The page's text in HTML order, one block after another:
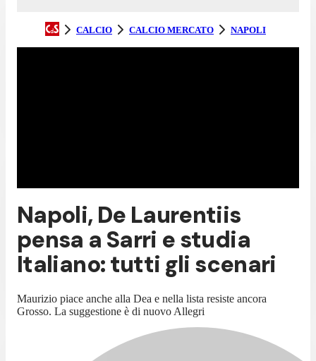
CALCIO CALCIO MERCATO NAPOLI
Napoli, De Laurentiis
pensa a Sarri e studia
Italiano: tutti gli scenari
Maurizio piace anche alla Dea e nella lista resiste ancora
Grosso. La suggestione è di nuovo Allegri